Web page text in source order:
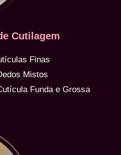
Cutilagem
Finas
Mistos
Funda e Grossa